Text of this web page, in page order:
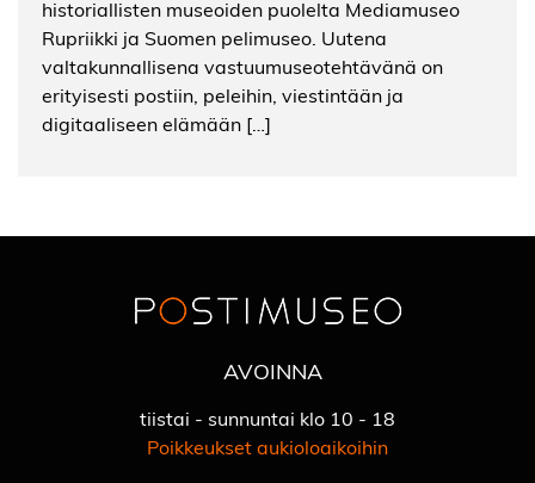
historiallisten museoiden puolelta Mediamuseo
Rupriikki ja Suomen pelimuseo. Uutena
valtakunnallisena vastuumuseotehtävänä on
erityisesti postiin, peleihin, viestintään ja
digitaaliseen elämään […]
AVOINNA
tiistai - sunnuntai klo 10 - 18
Poikkeukset aukioloaikoihin